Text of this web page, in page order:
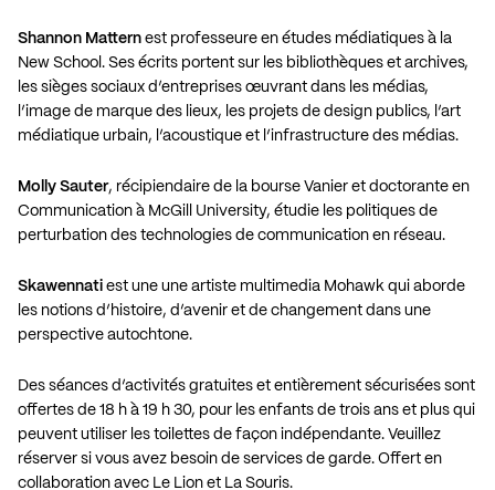
Shannon Mattern est professeure en études médiatiques à la
New School. Ses écrits portent sur les bibliothèques et archives,
les sièges sociaux d’entreprises œuvrant dans les médias,
l’image de marque des lieux, les projets de design publics, l’art
médiatique urbain, l’acoustique et l’infrastructure des médias.
Molly Sauter, récipiendaire de la bourse Vanier et doctorante en
Communication à McGill University, étudie les politiques de
perturbation des technologies de communication en réseau.
Skawennati est une une artiste multimedia Mohawk qui aborde
les notions d’histoire, d’avenir et de changement dans une
perspective autochtone.
Des séances d’activités gratuites et entièrement sécurisées sont
offertes de 18 h à 19 h 30, pour les enfants de trois ans et plus qui
peuvent utiliser les toilettes de façon indépendante. Veuillez
réserver si vous avez besoin de services de garde. Offert en
collaboration avec Le Lion et La Souris.